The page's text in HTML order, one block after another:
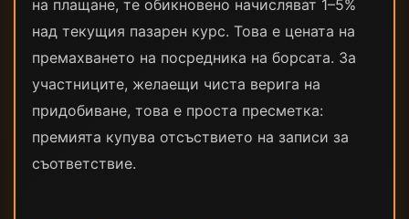
на плащане, те обикновено начисляват 1–5%
над текущия пазарен курс. Това е цената на
премахването на посредника на борсата. За
участниците, желаещи чиста верига на
придобиване, това е проста пресметка:
премията купува отсъствието на записи за
съответствие.